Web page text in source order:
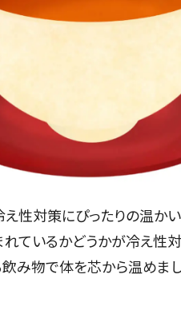
え性対策にぴったりの温か
ているかどうかが冷え性
み物で体を芯から温めまし